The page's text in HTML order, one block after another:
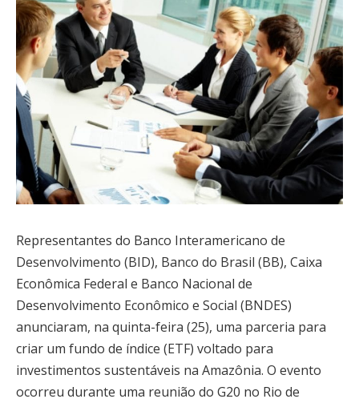
Representantes do Banco Interamericano de
Desenvolvimento (BID), Banco do Brasil (BB), Caixa
Econômica Federal e Banco Nacional de
Desenvolvimento Econômico e Social (BNDES)
anunciaram, na quinta-feira (25), uma parceria para
criar um fundo de índice (ETF) voltado para
investimentos sustentáveis na Amazônia. O evento
ocorreu durante uma reunião do G20 no Rio de